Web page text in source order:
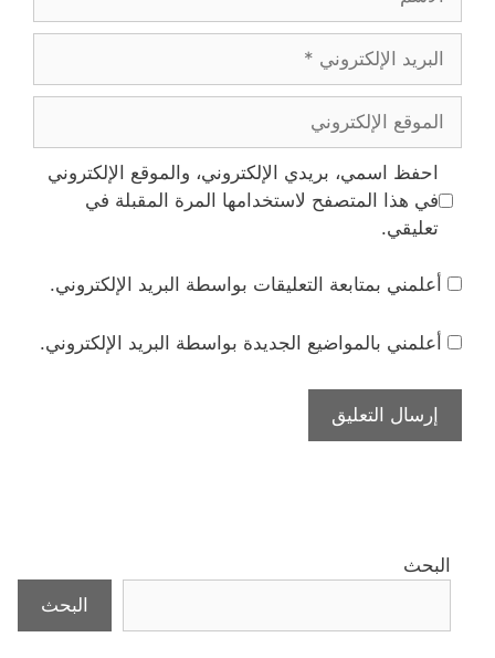
البريد
الإلكتروني
الموقع
الإلكتروني
احفظ اسمي، بريدي الإلكتروني، والموقع الإلكتروني
في هذا المتصفح لاستخدامها المرة المقبلة في
تعليقي.
أعلمني بمتابعة التعليقات بواسطة البريد الإلكتروني.
أعلمني بالمواضيع الجديدة بواسطة البريد الإلكتروني.
البحث
البحث